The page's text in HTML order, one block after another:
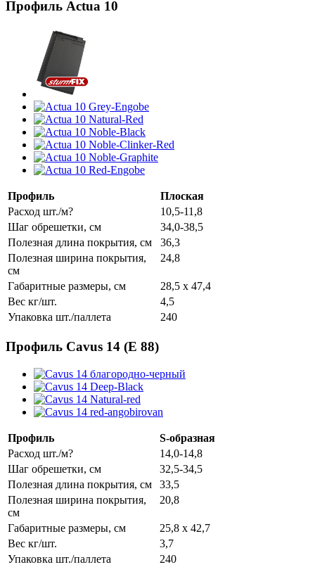
Профиль Actua 10
Профиль
Плоская
Расход шт./м?
10,5-11,8
Шаг обрешетки, см
34,0-38,5
Полезная длина покрытия, см
36,3
Полезная ширина покрытия,
см
24,8
Габаритные размеры, см
28,5 x 47,4
Вес кг/шт.
4,5
Упаковка шт./паллета
240
Профиль Cavus 14 (E 88)
Профиль
S-образная
Расход шт./м?
14,0-14,8
Шаг обрешетки, см
32,5-34,5
Полезная длина покрытия, см
33,5
Полезная ширина покрытия,
см
20,8
Габаритные размеры, см
25,8 x 42,7
Вес кг/шт.
3,7
Упаковка шт./паллета
240